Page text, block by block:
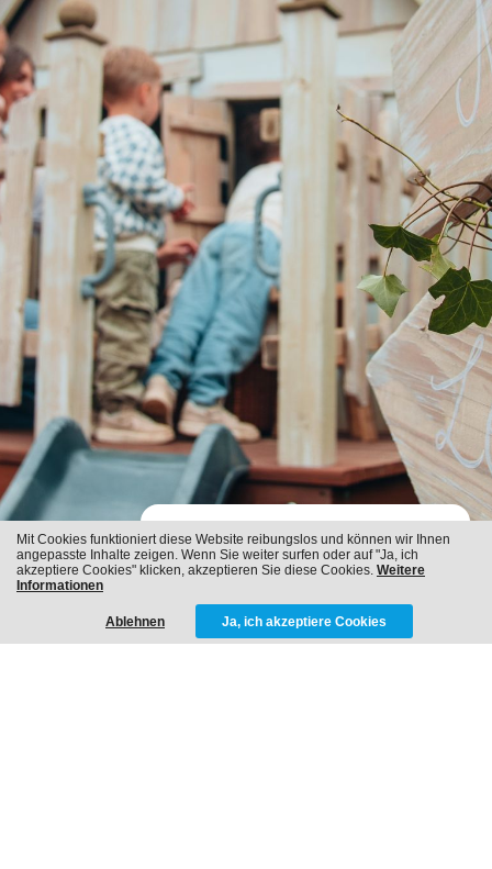
ICH WERDE EIN TAGTRÄUMER
Mit Cookies funktioniert diese Website reibungslos und können wir Ihnen
angepasste Inhalte zeigen. Wenn Sie weiter surfen oder auf "Ja, ich
akzeptiere Cookies" klicken, akzeptieren Sie diese Cookies. Weitere
Informationen
Ablehnen Ja, ich akzeptiere Cookies